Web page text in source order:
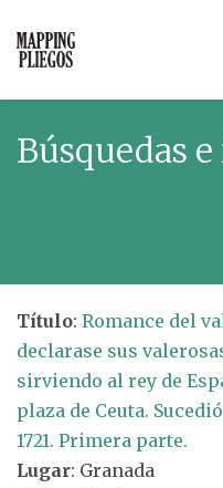
Búsquedas
Título: Romance del
declarase sus
sirviendo al rey de
plaza de Ceuta.
1721. Primera parte.
Lugar: Granada